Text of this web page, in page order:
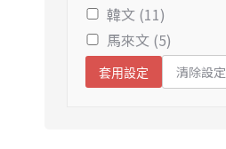
韓文 (11)
馬來文 (5)
套用設定 清除設定